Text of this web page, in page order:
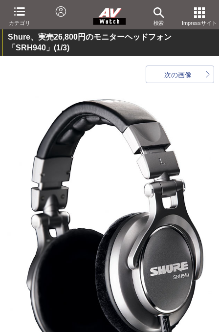
カテゴリ 検索 Impressサイト
Shure、実売26,800円のモニターヘッドフォン
「SRH940」 (1/3)
次の画像